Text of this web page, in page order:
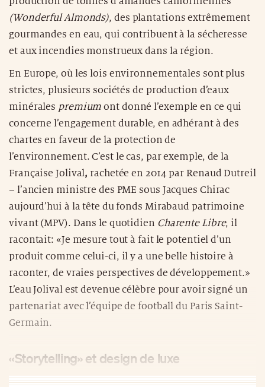
(Wonderful Almonds), des plantations extrêmement
gourmandes en eau, qui contribuent à la sécheresse
et aux incendies monstrueux dans la région.
En Europe, où les lois environnementales sont plus
strictes, plusieurs sociétés de production d’eaux
minérales premium ont donné l’exemple en ce qui
concerne l’engagement durable, en adhérant à des
chartes en faveur de la protection de
l’environnement. C’est le cas, par exemple, de la
Française Jolival, rachetée en 2014 par Renaud Dutreil
– l’ancien ministre des PME sous Jacques Chirac
aujourd’hui à la tête du fonds Mirabaud patrimoine
vivant (MPV). Dans le quotidien Charente Libre, il
racontait: «Je mesure tout à fait le potentiel d’un
produit comme celui-ci, il y a une belle histoire à
raconter, de vraies perspectives de développement.»
L’eau Jolival est devenue célèbre pour avoir signé un
partenariat avec l’équipe de football du Paris Saint-
Germain.
«Storytelling» et design de luxe